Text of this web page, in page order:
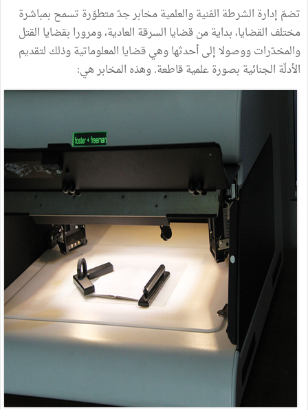
تضمّ إدارة الشرطة الفنية والعلمية مخابر جدّ متطوّرة تسمح بمباشرة
مختلف القضايا، بداية من قضايا السرقة العادية، ومرورا بقضايا القتل
والمخدّرات ووصولا إلى أحدثها وهي قضايا المعلوماتية وذلك لتقديم
الأدلّة الجنائية بصورة علمية قاطعة. وهذه المخابر هي: